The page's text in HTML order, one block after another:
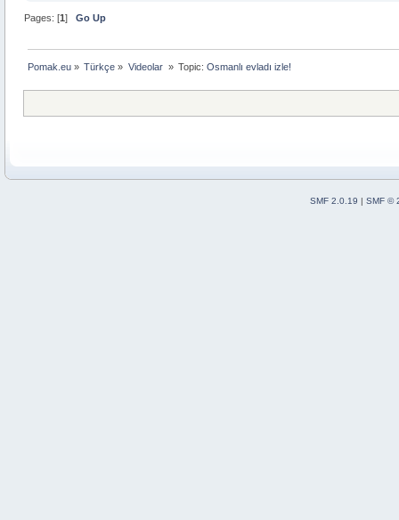
Pages: [1]Go Up
Pomak.eu » Türkçe » Videolar » Topic:Osmanlı evladı izle!
SMF 2.0.19 | SMF ©